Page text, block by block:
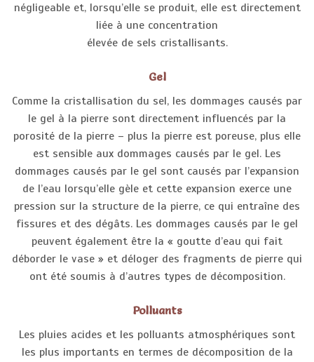
négligeable et, lorsqu’elle se produit, elle est directement
liée à une concentration
élevée de sels cristallisants.
Gel
Comme la cristallisation du sel, les dommages causés par
le gel à la pierre sont directement influencés par la
porosité de la pierre – plus la pierre est poreuse, plus elle
est sensible aux dommages causés par le gel. Les
dommages causés par le gel sont causés par l’expansion
de l’eau lorsqu’elle gèle et cette expansion exerce une
pression sur la structure de la pierre, ce qui entraîne des
fissures et des dégâts. Les dommages causés par le gel
peuvent également être la « goutte d’eau qui fait
déborder le vase » et déloger des fragments de pierre qui
ont été soumis à d’autres types de décomposition.
Polluants
Les pluies acides et les polluants atmosphériques sont
les plus importants en termes de décomposition de la